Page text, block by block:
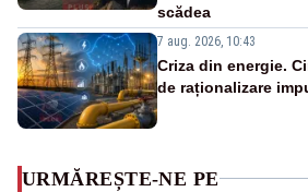
scădea
7 aug. 2026, 10:43
Criza din energie.
de raționalizare
URMĂREȘTE-NE PE